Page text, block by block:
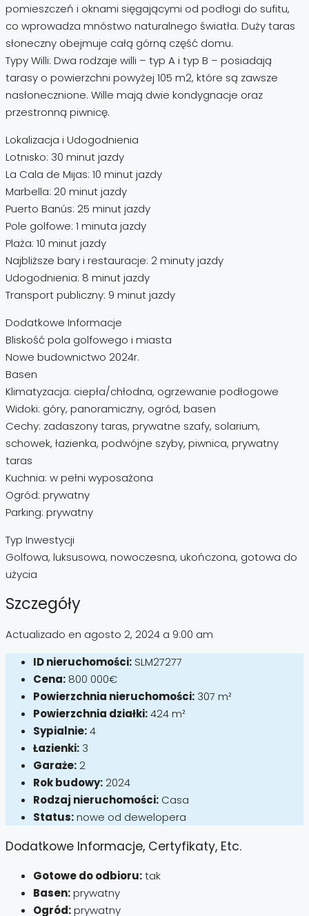
pomieszczeń i oknami sięgającymi od podłogi do sufitu,
co wprowadza mnóstwo naturalnego światła. Duży taras
słoneczny obejmuje całą górną część domu.
Typy Willi: Dwa rodzaje willi – typ A i typ B – posiadają
tarasy o powierzchni powyżej 105 m2, które są zawsze
nasłonecznione. Wille mają dwie kondygnacje oraz
przestronną piwnicę.
Lokalizacja i Udogodnienia
Lotnisko: 30 minut jazdy
La Cala de Mijas: 10 minut jazdy
Marbella: 20 minut jazdy
Puerto Banús: 25 minut jazdy
Pole golfowe: 1 minuta jazdy
Plaża: 10 minut jazdy
Najbliższe bary i restauracje: 2 minuty jazdy
Udogodnienia: 8 minut jazdy
Transport publiczny: 9 minut jazdy
Dodatkowe Informacje
Bliskość pola golfowego i miasta
Nowe budownictwo 2024r.
Basen
Klimatyzacja: ciepła/chłodna, ogrzewanie podłogowe
Widoki: góry, panoramiczny, ogród, basen
Cechy: zadaszony taras, prywatne szafy, solarium,
schowek, łazienka, podwójne szyby, piwnica, prywatny
taras
Kuchnia: w pełni wyposażona
Ogród: prywatny
Parking: prywatny
Typ Inwestycji
Golfowa, luksusowa, nowoczesna, ukończona, gotowa do
użycia
Szczegóły
Actualizado en agosto 2, 2024 a 9:00 am
ID nieruchomości: SLM27277
Cena: 800 000€
Powierzchnia nieruchomości: 307 m²
Powierzchnia działki:424 m²
Sypialnie:4
Łazienki: 3
Garaże: 2
Rok budowy: 2024
Rodzaj nieruchomości: Casa
Status:nowe od dewelopera
Dodatkowe Informacje, Certyfikaty, Etc.
Gotowe do odbioru:tak
Basen:prywatny
Ogród:prywatny